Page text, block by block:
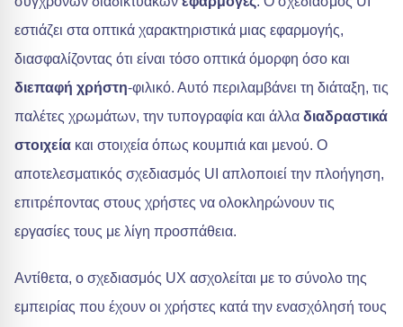
εστιάζει στα οπτικά χαρακτηριστικά μιας εφαρμογής,
διασφαλίζοντας ότι είναι τόσο οπτικά όμορφη όσο και
διεπαφή χρήστη-φιλικό. Αυτό περιλαμβάνει τη διάταξη, τις
παλέτες χρωμάτων, την τυπογραφία και άλλα διαδραστικά
στοιχεία και στοιχεία όπως κουμπιά και μενού. Ο
αποτελεσματικός σχεδιασμός UI απλοποιεί την πλοήγηση,
επιτρέποντας στους χρήστες να ολοκληρώνουν τις
εργασίες τους με λίγη προσπάθεια.
Αντίθετα, ο σχεδιασμός UX ασχολείται με το σύνολο της
εμπειρίας που έχουν οι χρήστες κατά την ενασχόλησή τους